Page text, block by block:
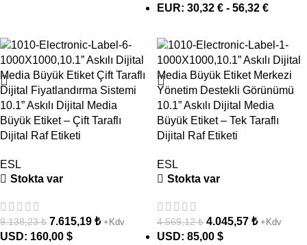
EUR: 30,32 € - 56,32 €
10.1” Askılı Dijital Media
Büyük Etiket – Çift Taraflı
Dijital Raf Etiketi
ESL
Stokta var
9.138,23₺ 7.615,19 ₺ +Kdv
USD: 160,00 $
10.1” Askılı Dijital Media
Büyük Etiket – Tek Taraflı
Dijital Raf Etiketi
ESL
Stokta var
4.569,12₺ 4.045,57 ₺ +Kdv
USD: 85,00 $